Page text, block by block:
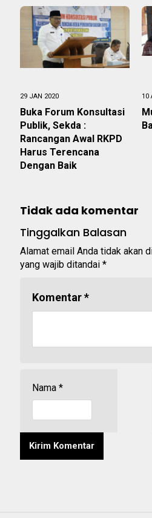
29 JAN 2020
Buka Forum Konsultasi
Publik, Sekda :
Rancangan Awal RKPD
Harus Terencana
Dengan Baik
10
Tidak ada komentar
Tinggalkan Balasan
Alamat email Anda tidak akan
yang wajib ditandai *
Komentar*
Nama *